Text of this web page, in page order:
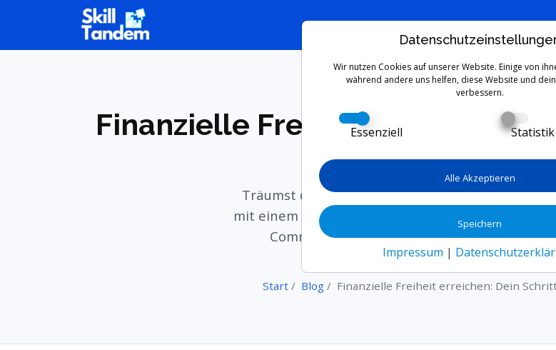
Finanzielle Freiheit erreichen:
Guide für
Träumst du von finanzieller Unabhängigkeit?
mit einem klaren Plan, den richtigen Strategien
Community bis 2026 deine finanziellen
Geldsorgen, hallo
Start Blog Finanzielle Freiheit erreichen: Dein
Wir nutzen Cookies auf unserer Website. Einige von
während andere uns helfen, diese Website und
verbessern.
Essenziell Statistik
Alle Akzeptieren
Speichern
Impressum |